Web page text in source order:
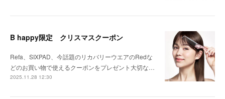
B happy限定 クリスマスクーポン
Refa、SIXPAD、今話題のリカバリーウエアのRedな
どのお買い物で使えるクーポンをプレゼント大切な…
2025.11.28 12:30